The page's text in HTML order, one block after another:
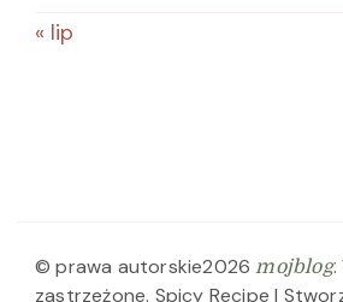
« lip
© prawa autorskie2026mojblog.
zastrzeżone. Spicy Recipe |